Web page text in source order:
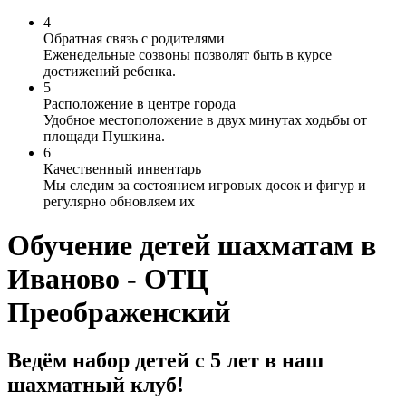
4
Обратная связь с родителями
Еженедельные созвоны позволят быть в курсе
достижений ребенка.
5
Расположение в центре города
Удобное местоположение в двух минутах ходьбы от
площади Пушкина.
6
Качественный инвентарь
Мы следим за состоянием игровых досок и фигур и
регулярно обновляем их
Обучение детей шахматам в
Иваново - ОТЦ
Преображенский
Ведём набор детей с 5 лет в наш
шахматный клуб!